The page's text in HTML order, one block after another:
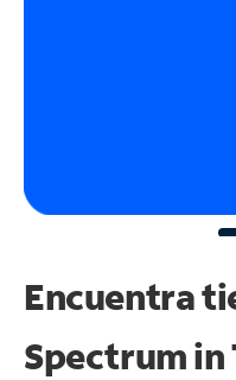
Encuentra
Spectrumin